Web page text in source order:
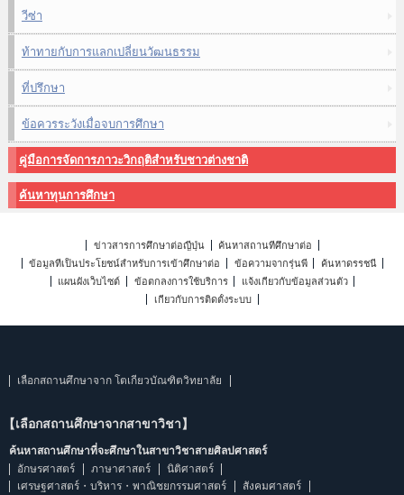
วีซ่า
ท้าทายกับการแลกเปลี่ยนวัฒนธรรม
ที่ปรึกษา
ข้อควรระวังเมื่อจบการศึกษา
คู่มือการจัดการภาวะวิกฤติสำหรับชาวต่างชาติ
ค้นหาทุนการศึกษา
ข่าวสารการศึกษาต่อญี่ปุ่น
ค้นหาสถานที่ศึกษาต่อ
ข้อมูลที่เป็นประโยชน์สำหรับการเข้าศึกษาต่อ
ข้อความจากรุ่นพี่
ค้นหาดรรชนี
แผนผังเว็บไซต์
ข้อตกลงการใช้บริการ
แจ้งเกี่ยวกับข้อมูลส่วนตัว
เกี่ยวกับการติดตั้งระบบ
เลือกสถานศึกษาจาก โตเกียวบัณฑิตวิทยาลัย
【เลือกสถานศึกษาจากสาขาวิชา】
ค้นหาสถานศึกษาที่จะศึกษาในสาขาวิชาสายศิลปศาสตร์
อักษรศาสตร์
ภาษาศาสตร์
นิติศาสตร์
เศรษฐศาสตร์・บริหาร・พาณิชยกรรมศาสตร์
สังคมศาสตร์